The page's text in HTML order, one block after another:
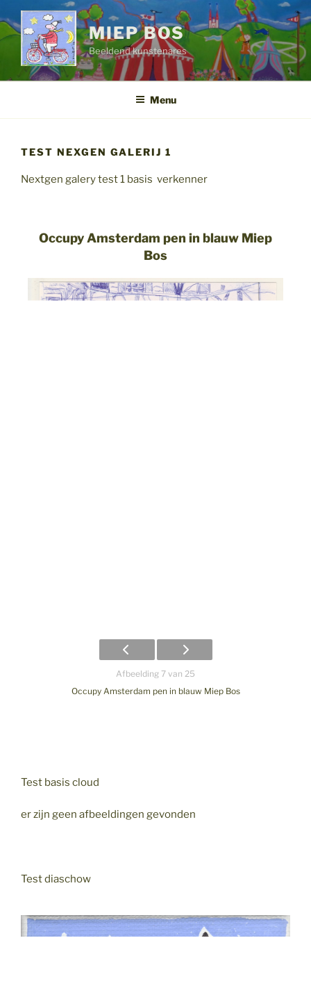
naar
de
inhoud
MIEP BOS
Beeldend kunstenares
Menu
TEST NEXGEN GALERIJ 1
Nextgen galery test 1 basis verkenner
Occupy Amsterdam pen in blauw Miep
Bos
Afbeelding 7 van 25
Occupy Amsterdam pen in blauw Miep Bos
Test basis cloud
er zijn geen afbeeldingen gevonden
Test diaschow